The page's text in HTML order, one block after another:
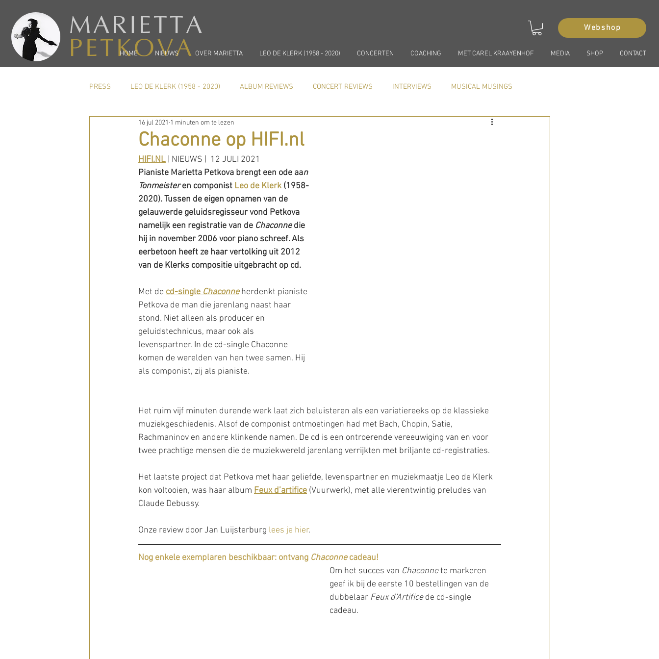
MARIETTA
PETKOVA
Webshop
HOME NIEUWS OVER MARIETTA LEO DE KLERK (1958 - 2020) CONCERTEN COACHING MET CAREL KRAAYENHOF MEDIA SHOP CONTACT
PRESS LEO DE KLERK (1958 - 2020) ALBUM REVIEWS CONCERT REVIEWS INTERVIEWS MUSICAL MUSINGS
Carel Kraayenhof PREVIEW In de media
Chaconne op HIFI.nl
16 jul 2021 1 minuten om te lezen
HIFI.NL | NIEUWS |  12 JULI 2021
Pianiste Marietta Petkova brengt een ode aan
Tonmeister en componist Leo de Klerk (1958-
2020). Tussen de eigen opnamen van de
gelauwerde geluidsregisseur vond Petkova
namelijk een registratie van de Chaconne die
hij in november 2006 voor piano schreef. Als
eerbetoon heeft ze haar vertolking uit 2012
van de Klerks compositie uitgebracht op cd.
Met de cd-single Chaconne herdenkt pianiste
Petkova de man die jarenlang naast haar
stond. Niet alleen als producer en
geluidstechnicus, maar ook als
levenspartner. In de cd-single Chaconne
komen de werelden van hen twee samen. Hij
als componist, zij als pianiste.
Het ruim vijf minuten durende werk laat zich beluisteren als een variatiereeks op de klassieke
muziekgeschiedenis. Alsof de componist ontmoetingen had met Bach, Chopin, Satie,
Rachmaninov en andere klinkende namen. De cd is een ontroerende vereeuwiging van en voor
twee prachtige mensen die de muziekwereld jarenlang verrijkten met briljante cd-registraties.
Het laatste project dat Petkova met haar geliefde, levenspartner en muziekmaatje Leo de Klerk
kon voltooien, was haar album Feux d’artifice (Vuurwerk), met alle vierentwintig preludes van
Claude Debussy.
Onze review door Jan Luijsterburg lees je hier.
Nog enkele exemplaren beschikbaar: ontvang Chaconne cadeau!
Om het succes van Chaconne te markeren
geef ik bij de eerste 10 bestellingen van de
dubbelaar Feux d’Artifice de cd-single
cadeau.